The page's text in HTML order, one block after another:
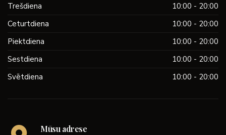
Trešdiena
10:00 - 20:00
Ceturtdiena
10:00 - 20:00
Piektdiena
10:00 - 20:00
Sestdiena
10:00 - 20:00
Svētdiena
10:00 - 20:00
Mūsu adrese